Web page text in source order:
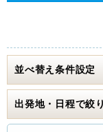
並べ替え条件設定
出発地・日程で絞